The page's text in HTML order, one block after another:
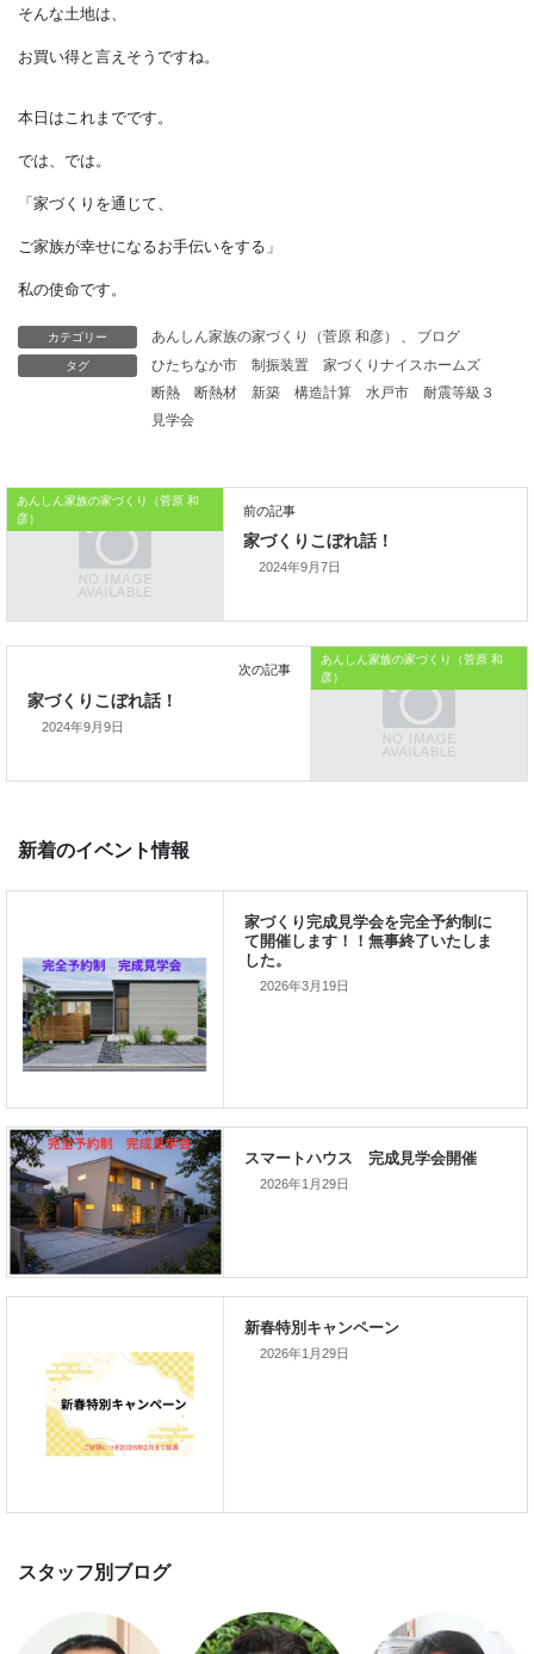
他人にとっては嫌悪施設でも、
逆に自分たちに向いている」
と思える場合もあります。
嫌悪施設が近くにある土地は、
エリアの相場より割安だったり、
割引率が多い場合があります。
本日はこれまでです。
では、では。
「家づくりを通じて、
ご家族が幸せになるお手伝いをする」
私の使命です。
カテゴリー あんしん家族の家づくり（菅原 和彦）
ブログ
タグ
ひたちなか市 制振装置
家づくりナイスホームズ
断熱
断熱材 新築 構造計算 水戸市
耐震等級３
見学会
あんしん家族の家づくり（菅原 和
彦）
前の記事
2024年9月7日
あんしん家族の家づくり（菅原 和
彦）
次の記事
家づくりこぼれ話！
2024年9月9日
新着のイベント情報
2026年3月19日
2026年1月29日
2026年1月29日